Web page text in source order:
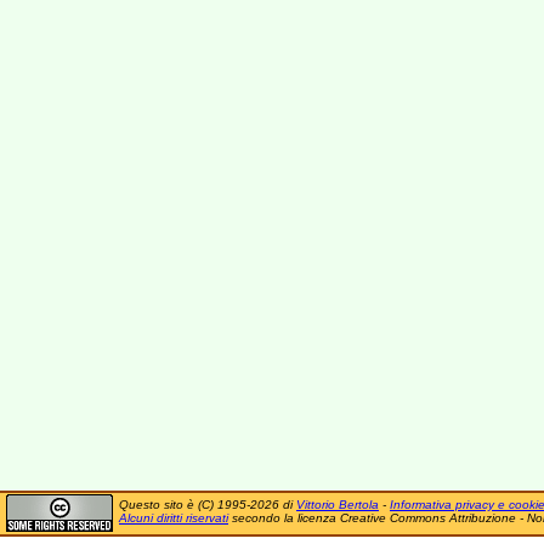
Questo sito è (C) 1995-2026 di Vittorio Bertola - Informativa privacy e cookie
Alcuni diritti riservatisecondo la licenza Creative Commons Attribuzione -